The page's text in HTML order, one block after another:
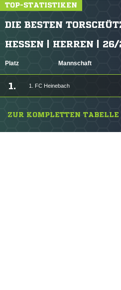
TOP-STATISTIKEN
DIE BESTEN
HESSEN | HERREN | 26/
Platz Mannschaft
1. 1. FC Heinebach
ZUR KOMPLETTEN TABELLE